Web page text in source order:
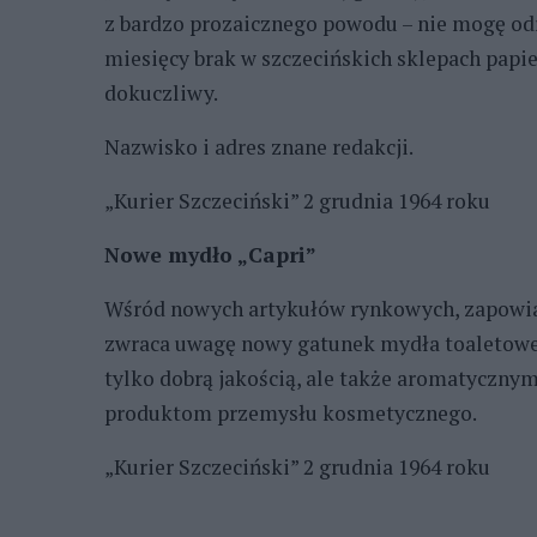
z bardzo prozaicznego powodu – nie mogę
miesięcy brak w szczecińskich sklepach
dokuczliwy.
Nazwisko i adres znane redakcji.
„Kurier Szczeciński” 2 grudnia 1964 roku
Nowe mydło „Capri”
Wśród nowych artykułów rynkowych,
zwraca uwagę nowy gatunek mydła
tylko dobrą jakością, ale także
produktom przemysłu kosmetycznego.
„Kurier Szczeciński” 2 grudnia 1964 roku